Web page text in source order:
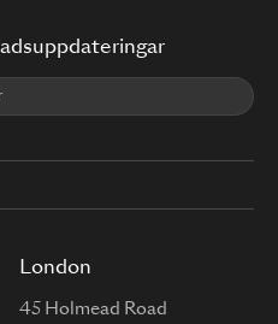
London
45 Holmead Road